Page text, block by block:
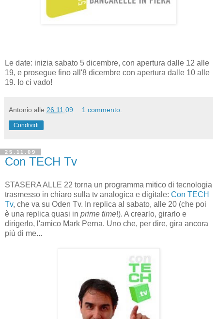
Le date: inizia sabato 5 dicembre, con apertura dalle 12 alle
19, e prosegue fino all'8 dicembre con apertura dalle 10 alle
19. Io ci vado!
Antonio alle 26.11.09 1 commento:
Condividi
25.11.09
Con TECH Tv
STASERA ALLE 22 torna un programma mitico di tecnologia
trasmesso in chiaro sulla tv analogica e digitale: Con TECH
Tv, che va su Oden Tv. In replica al sabato, alle 20 (che poi
è una replica quasi in prime time!). A crearlo, girarlo e
dirigerlo, l'amico Mark Perna. Uno che, per dire, gira ancora
più di me...